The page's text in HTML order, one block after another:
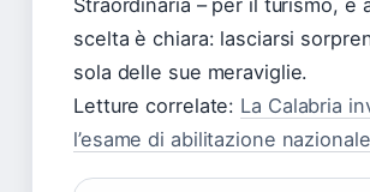
scelta è chiara: lasciarsi
sola delle sue meraviglie.
Letture correlate: La Calabria
l’esame di abilitazione